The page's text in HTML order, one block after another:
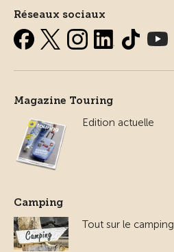
Réseaux sociaux
Magazine Touring
Edition actuelle
Camping
Tout sur le camping